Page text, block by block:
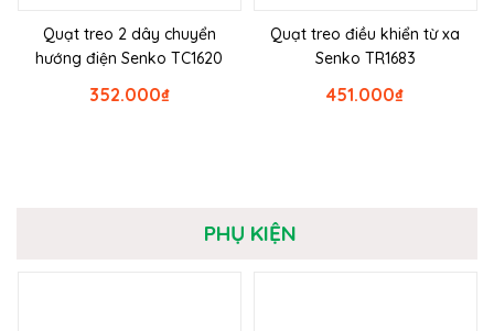
Quạt treo 2 dây chuyển
hướng điện Senko TC1620
₫
352.000
Quạt treo điều khiển từ xa
Senko TR1683
₫
451.000
PHỤ KIỆN